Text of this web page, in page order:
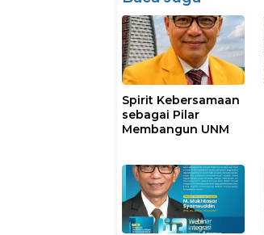
Spirit Kebersamaan
sebagai Pilar
Membangun UNM